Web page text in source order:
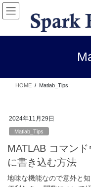
コ
ン
ン
キ
ナ
ビ
ー
に
HOME Matlab_Tips
2024年11月29日
Matlab_Tips
MATLAB コマン
に書き込む方法
地味な機能なので意外と